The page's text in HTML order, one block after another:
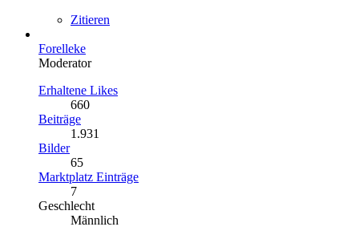
Zitieren
Forelleke
Moderator
Erhaltene Likes
660
Beiträge
1.931
Bilder
65
Marktplatz Einträge
7
Geschlecht
Männlich